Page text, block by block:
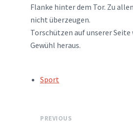
Flanke hinter dem Tor. Zu
nicht überzeugen.
Torschützen auf unserer
Gewühl heraus.
TAGS:Sport
PREVIOUS